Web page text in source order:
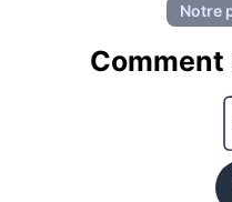
Notre
Comment